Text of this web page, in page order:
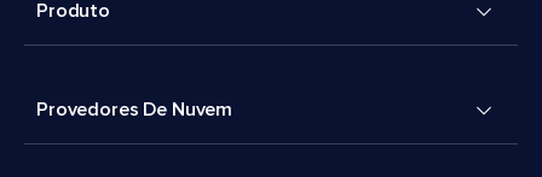
Produto
Provedores De Nuvem